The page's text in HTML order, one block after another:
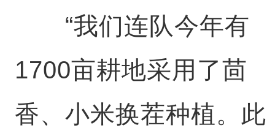
“我们连队今年有
1700亩耕地采用了茴
香、小米换茬种植。此